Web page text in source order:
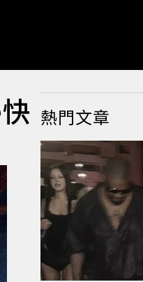
熱門文章